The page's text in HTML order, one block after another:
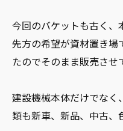
今回のバケットも古く、
先方の希望が資材置き場
たのでそのまま販売させ
建設機械本体だけでなく
類も新車、新品、中古、